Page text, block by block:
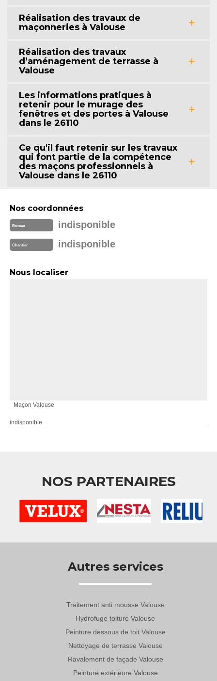
Réalisation des travaux de
maçonneries à Valouse
Réalisation des travaux
d’aménagement de terrasse à
Valouse
Les informations pratiques à
retenir pour le murage des
fenêtres et des portes à Valouse
dans le 26110
Ce qu'il faut retenir sur les travaux
qui font partie de la compétence
des maçons professionnels à
Valouse dans le 26110
Nos coordonnées
Bureau indisponible
Chantier indisponible
Nous localiser
Maçon Valouse
indisponible
NOS PARTENAIRES
Autres services
Traitement anti mousse Valouse
Hydrofuge toiture Valouse
Peinture dessous de toit Valouse
Nettoyage de terrasse Valouse
Ravalement de façade Valouse
Peinture extérieure Valouse